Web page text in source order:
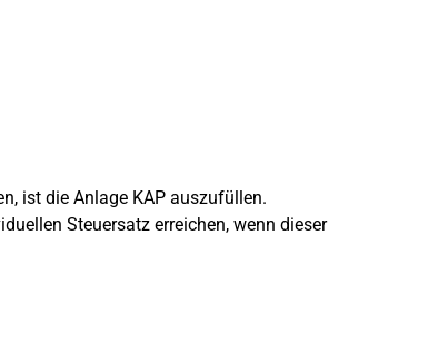
ist die Anlage KAP auszufüllen.
Steuersatz erreichen, wenn dieser